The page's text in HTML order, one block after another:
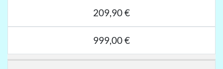
209,90 €
999,00 €